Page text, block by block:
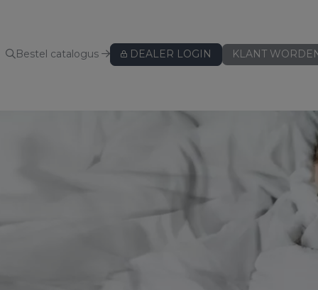
Bestel catalogus DEALER LOGIN KLANT
Hoeslakens - speciaal voor topper